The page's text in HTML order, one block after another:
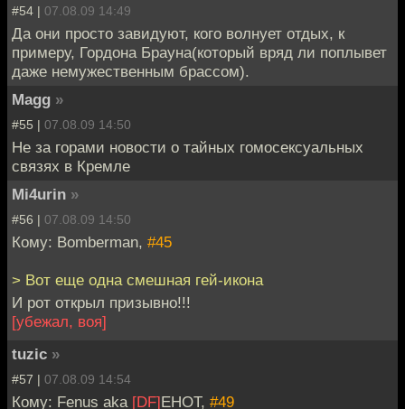
#54 | 07.08.09 14:49
Да они просто завидуют, кого волнует отдых, к
примеру, Гордона Брауна(который вряд ли поплывет
даже немужественным брассом).
Magg »
#55 | 07.08.09 14:50
Не за горами новости о тайных гомосексуальных
связях в Кремле
Mi4urin »
#56 | 07.08.09 14:50
Кому: Bomberman, #45
> Вот еще одна смешная гей-икона
И рот открыл призывно!!!
[убежал, воя]
tuzic »
#57 | 07.08.09 14:54
Кому: Fenus aka [DF]EHOT, #49